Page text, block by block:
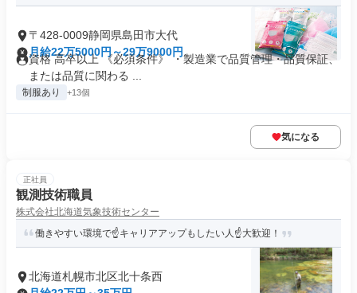
〒428-0009静岡県島田市大代
月給22万5000円～29万9000円
資格 高卒以上 《必須条件》 ・製造業で品質管理・品質保証、
または品質に関わる ...
制服あり +13個
気になる
正社員
観測技術職員
株式会社北海道気象技術センター
働きやすい環境で☝️キャリアアップもしたい人☝️大歓迎！
北海道札幌市北区北十条西